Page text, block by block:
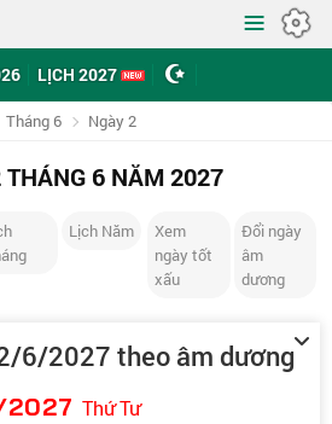
≡
LỊCH 2027
Tháng 6 Ngày 2
6 NĂM 2027
Lịch Năm
Xem
ngày tốt
xấu
Đổi ngày
âm
dương
6/2027 theo âm dương
Thứ Tư